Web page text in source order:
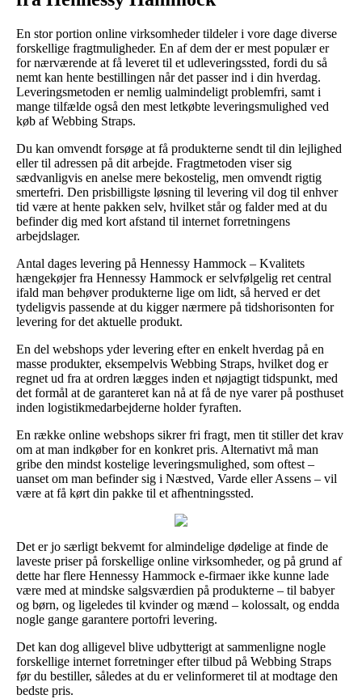
En stor portion online virksomheder tildeler i vore dage diverse
forskellige fragtmuligheder. En af dem der er mest populær er
for nærværende at få leveret til et udleveringssted, fordi du så
nemt kan hente bestillingen når det passer ind i din hverdag.
Leveringsmetoden er nemlig ualmindeligt problemfri, samt i
mange tilfælde også den mest letkøbte leveringsmulighed ved
køb af Webbing Straps.
Du kan omvendt forsøge at få produkterne sendt til din lejlighed
eller til adressen på dit arbejde. Fragtmetoden viser sig
sædvanligvis en anelse mere bekostelig, men omvendt rigtig
smertefri. Den prisbilligste løsning til levering vil dog til enhver
tid være at hente pakken selv, hvilket står og falder med at du
befinder dig med kort afstand til internet forretningens
arbejdslager.
Antal dages levering på Hennessy Hammock – Kvalitets
hængekøjer fra Hennessy Hammock er selvfølgelig ret central
ifald man behøver produkterne lige om lidt, så herved er det
tydeligvis passende at du kigger nærmere på tidshorisonten for
levering for det aktuelle produkt.
En del webshops yder levering efter en enkelt hverdag på en
masse produkter, eksempelvis Webbing Straps, hvilket dog er
regnet ud fra at ordren lægges inden et nøjagtigt tidspunkt, med
det formål at de garanteret kan nå at få de nye varer på posthuset
inden logistikmedarbejderne holder fyraften.
En række online webshops sikrer fri fragt, men tit stiller det krav
om at man indkøber for en konkret pris. Alternativt må man
gribe den mindst kostelige leveringsmulighed, som oftest –
uanset om man befinder sig i Næstved, Varde eller Assens – vil
være at få kørt din pakke til et afhentningssted.
Det er jo særligt bekvemt for almindelige dødelige at finde de
laveste priser på forskellige online virksomheder, og på grund af
dette har flere Hennessy Hammock e-firmaer ikke kunne lade
være med at mindske salgsværdien på produkterne – til babyer
og børn, og ligeledes til kvinder og mænd – kolossalt, og endda
nogle gange garantere portofri levering.
Det kan dog alligevel blive udbytterigt at sammenligne nogle
forskellige internet forretninger efter tilbud på Webbing Straps
før du bestiller, således at du er velinformeret til at modtage den
bedste pris.